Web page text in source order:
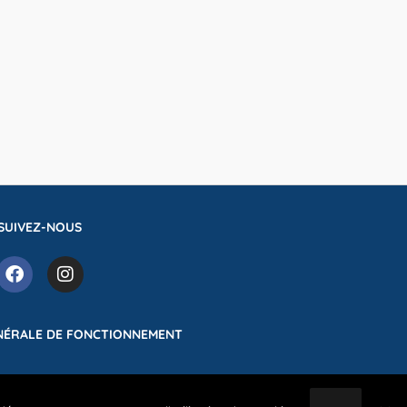
NOUS
DE FONCTIONNEMENT